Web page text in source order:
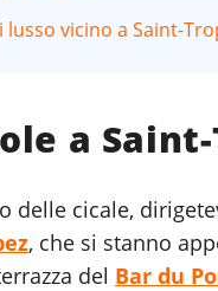
vicino a Saint-
a
delle cicale,
, che si stanno
del Bar du